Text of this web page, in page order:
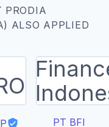
PRODIA
ALSO APPLIED
PT BFI